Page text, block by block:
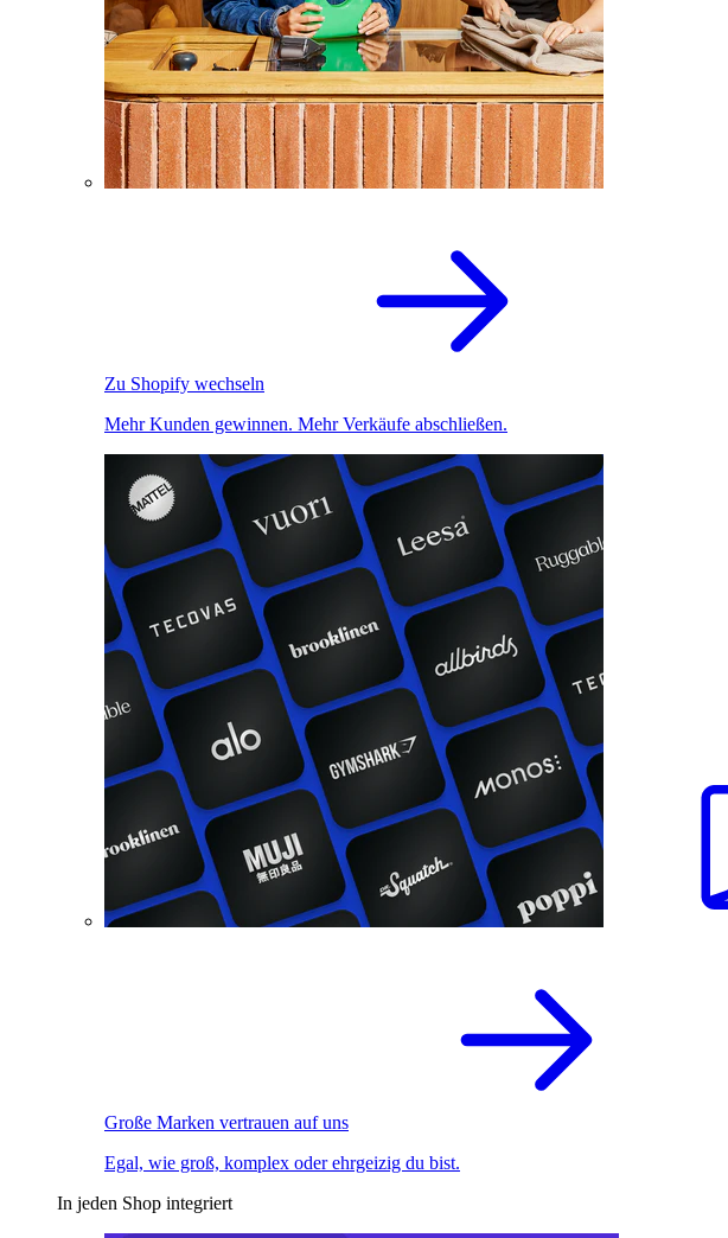
Zu Shopify wechseln
Mehr Kunden gewinnen. Mehr Verkäufe abschließen.
Große Marken vertrauen auf uns
Egal, wie groß, komplex oder ehrgeizig du bist.
In jeden Shop integriert